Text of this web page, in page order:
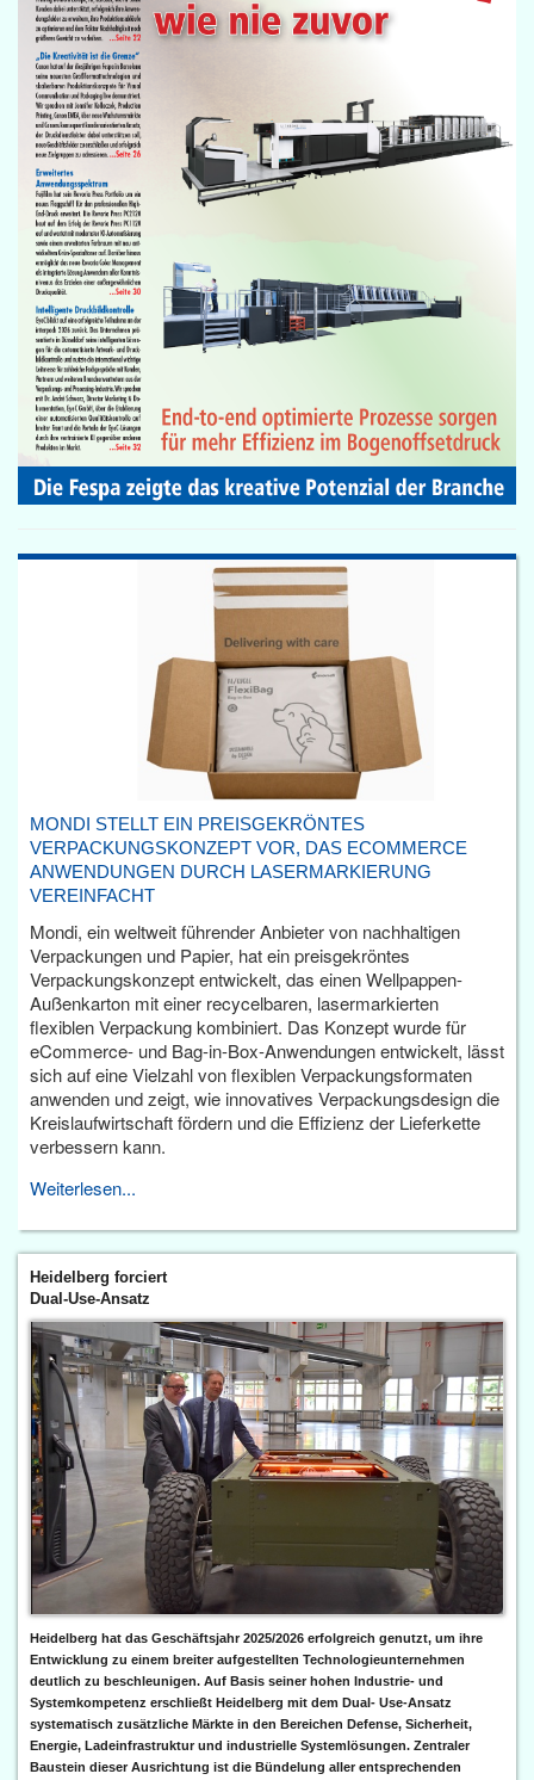
MONDI STELLT EIN PREISGEKRÖNTES
VERPACKUNGSKONZEPT VOR, DAS ECOMMERCE
ANWENDUNGEN DURCH LASERMARKIERUNG
VEREINFACHT
Mondi, ein weltweit führender Anbieter von nachhaltigen
Verpackungen und Papier, hat ein preisgekröntes
Verpackungskonzept entwickelt, das einen Wellpappen-
Außenkarton mit einer recycelbaren, lasermarkierten
flexiblen Verpackung kombiniert. Das Konzept wurde für
eCommerce- und Bag-in-Box-Anwendungen entwickelt, lässt
sich auf eine Vielzahl von flexiblen Verpackungsformaten
anwenden und zeigt, wie innovatives Verpackungsdesign die
Kreislaufwirtschaft fördern und die Effizienz der Lieferkette
verbessern kann.
Weiterlesen...
Heidelberg forciert
Dual-Use-Ansatz
Heidelberg hat das Geschäftsjahr 2025/2026 erfolgreich genutzt, um ihre
Entwicklung zu einem breiter aufgestellten Technologieunternehmen
deutlich zu beschleunigen. Auf Basis seiner hohen Industrie- und
Systemkompetenz erschließt Heidelberg mit dem Dual- Use-Ansatz
systematisch zusätzliche Märkte in den Bereichen Defense, Sicherheit,
Energie, Ladeinfrastruktur und industrielle Systemlösungen. Zentraler
Baustein dieser Ausrichtung ist die Bündelung aller entsprechenden